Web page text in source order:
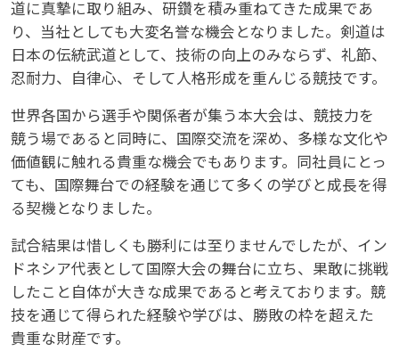
道に真摯に取り組み、研鑽を積み重ねてきた成果であ
り、当社としても大変名誉な機会となりました。剣道は
日本の伝統武道として、技術の向上のみならず、礼節、
忍耐力、自律心、そして人格形成を重んじる競技です。
世界各国から選手や関係者が集う本大会は、競技力を
競う場であると同時に、国際交流を深め、多様な文化や
価値観に触れる貴重な機会でもあります。同社員にとっ
ても、国際舞台での経験を通じて多くの学びと成長を得
る契機となりました。
試合結果は惜しくも勝利には至りませんでしたが、イン
ドネシア代表として国際大会の舞台に立ち、果敢に挑戦
したこと自体が大きな成果であると考えております。競
技を通じて得られた経験や学びは、勝敗の枠を超えた
貴重な財産です。